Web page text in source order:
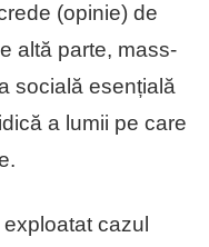
(opinie) de
altă parte, mass-
socială esențială
a lumii pe care
cazul